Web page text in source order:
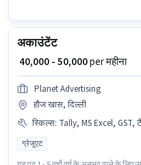
अकाउंटेंट
₹ 40,000 - 50,000per महीना
Planet Advertising
हौज खास, दिल्ली
स्किल्स: Tally, MS Excel, GST, टैक्सेशन - VAT & सेल्स टैक्स,
ग्रेजुएट